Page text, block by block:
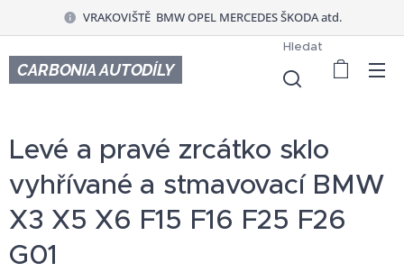
VRAKOVIŠTĚ BMW OPEL MERCEDES ŠKODA atd.
CARBONIA AUTODÍLY
Hledat
Levé a pravé zrcátko sklo
vyhřívané a stmavovací BMW
X3 X5 X6 F15 F16 F25 F26
G01